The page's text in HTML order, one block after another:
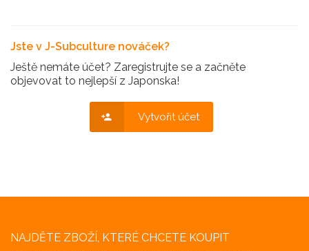
Jste v J-Subculture nováček?
Ještě nemáte účet? Zaregistrujte se a začněte
objevovat to nejlepší z Japonska!
Vytvořit účet
NAJDĚTE ZBOŽÍ, KTERÉ CHCETE KOUPIT